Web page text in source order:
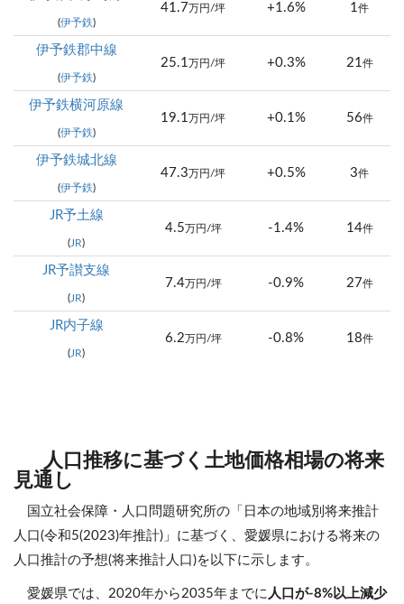
(伊予鉄)
41.7万円/坪 +1.6% 1件
伊予鉄郡中線
(伊予鉄)
25.1万円/坪 +0.3% 21件
伊予鉄横河原線
(伊予鉄)
19.1万円/坪 +0.1% 56件
伊予鉄城北線
(伊予鉄)
47.3万円/坪 +0.5% 3件
JR予土線
(JR)
4.5万円/坪 -1.4% 14件
JR予讃支線
(JR)
7.4万円/坪 -0.9% 27件
JR内子線
(JR)
6.2万円/坪 -0.8% 18件
人口推移に基づく土地価格相場の将来
見通し
国立社会保障・人口問題研究所の「日本の地域別将来推計
人口(令和5(2023)年推計)」に基づく、愛媛県における将来の
人口推計の予想(将来推計人口)を以下に示します。
愛媛県では、2020年から2035年までに 人口が-8%以上減少